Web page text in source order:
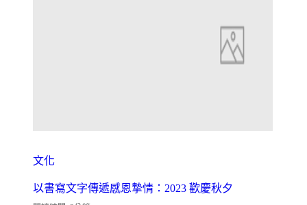
文化
以書寫文字傳遞感恩摯情：2023 歡慶秋夕